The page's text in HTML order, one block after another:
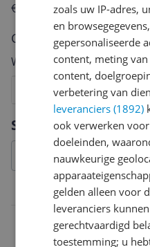
Specificaties
Overige
Verpakking breedte
€250,-!
Klik hier voor de
Cijfer
Welk cijfer geef jij dit
5
4
3
2
zoals uw IP-adres,
en
gepersonaliseerde
content, meting
content,
verbetering van
leveranciers (1892)
ook verwerken
doeleinden,
nauwkeurige
gelden alleen voor
leveranciers
gerechtvaardigd
toestemming; u